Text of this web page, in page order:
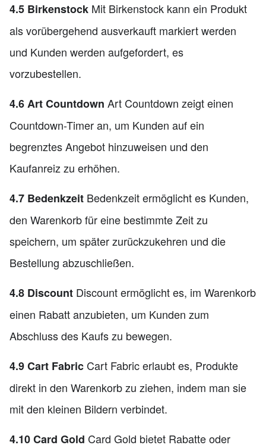
4.5 Birkenstock Mit Birkenstock kann ein Produkt
als vorübergehend ausverkauft markiert werden
und Kunden werden aufgefordert, es
vorzubestellen.
4.6 Art Countdown Art Countdown zeigt einen
Countdown-Timer an, um Kunden auf ein
begrenztes Angebot hinzuweisen und den
Kaufanreiz zu erhöhen.
4.7 Bedenkzeit Bedenkzeit ermöglicht es Kunden,
den Warenkorb für eine bestimmte Zeit zu
speichern, um später zurückzukehren und die
Bestellung abzuschließen.
4.8 Discount Discount ermöglicht es, im Warenkorb
einen Rabatt anzubieten, um Kunden zum
Abschluss des Kaufs zu bewegen.
4.9 Cart Fabric Cart Fabric erlaubt es, Produkte
direkt in den Warenkorb zu ziehen, indem man sie
mit den kleinen Bildern verbindet.
4.10 Card Gold Card Gold bietet Rabatte oder